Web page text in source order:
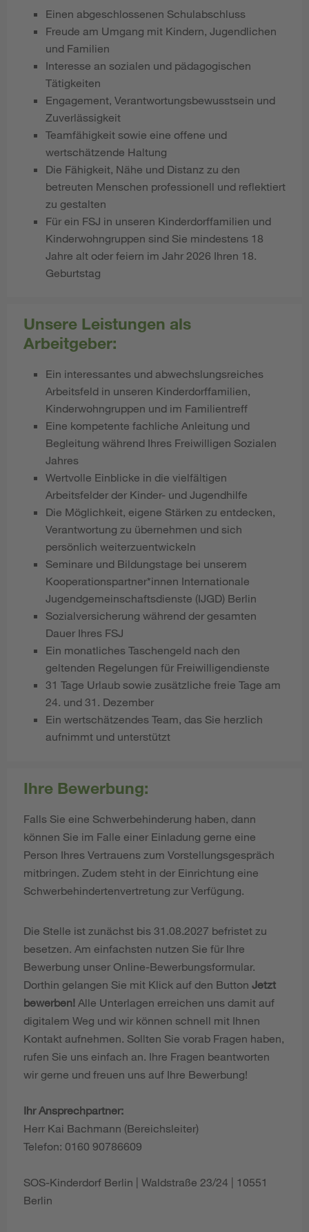
Einen abgeschlossenen Schulabschluss
Freude am Umgang mit Kindern, Jugendlichen
und Familien
Interesse an sozialen und pädagogischen
Tätigkeiten
Engagement, Verantwortungsbewusstsein und
Zuverlässigkeit
Teamfähigkeit sowie eine offene und
wertschätzende Haltung
Die Fähigkeit, Nähe und Distanz zu den
betreuten Menschen professionell und reflektiert
zu gestalten
Für ein FSJ in unseren Kinderdorffamilien und
Kinderwohngruppen sind Sie mindestens 18
Jahre alt oder feiern im Jahr 2026 Ihren 18.
Geburtstag
Unsere Leistungen als
Arbeitgeber:
Ein interessantes und abwechslungsreiches
Arbeitsfeld in unseren Kinderdorffamilien,
Kinderwohngruppen und im Familientreff
Eine kompetente fachliche Anleitung und
Begleitung während Ihres Freiwilligen Sozialen
Jahres
Wertvolle Einblicke in die vielfältigen
Arbeitsfelder der Kinder- und Jugendhilfe
Die Möglichkeit, eigene Stärken zu entdecken,
Verantwortung zu übernehmen und sich
persönlich weiterzuentwickeln
Seminare und Bildungstage bei unserem
Kooperationspartner*innen Internationale
Jugendgemeinschaftsdienste (IJGD) Berlin
Sozialversicherung während der gesamten
Dauer Ihres FSJ
Ein monatliches Taschengeld nach den
geltenden Regelungen für Freiwilligendienste
31 Tage Urlaub sowie zusätzliche freie Tage am
24. und 31. Dezember
Ein wertschätzendes Team, das Sie herzlich
aufnimmt und unterstützt
Ihre Bewerbung:
Falls Sie eine Schwerbehinderung haben, dann
können Sie im Falle einer Einladung gerne eine
Person Ihres Vertrauens zum Vorstellungsgespräch
mitbringen. Zudem steht in der Einrichtung eine
Schwerbehindertenvertretung zur Verfügung.
Die Stelle ist zunächst bis 31.08.2027 befristet zu
besetzen. Am einfachsten nutzen Sie für Ihre
Bewerbung unser Online-Bewerbungsformular.
Dorthin gelangen Sie mit Klick auf den Button Jetzt
bewerben! Alle Unterlagen erreichen uns damit auf
digitalem Weg und wir können schnell mit Ihnen
Kontakt aufnehmen. Sollten Sie vorab Fragen haben,
rufen Sie uns einfach an. Ihre Fragen beantworten
wir gerne und freuen uns auf Ihre Bewerbung!
Ihr Ansprechpartner:
Herr Kai Bachmann (Bereichsleiter)
Telefon: 0160 90786609
SOS-Kinderdorf Berlin | Waldstraße 23/24 | 10551
Berlin